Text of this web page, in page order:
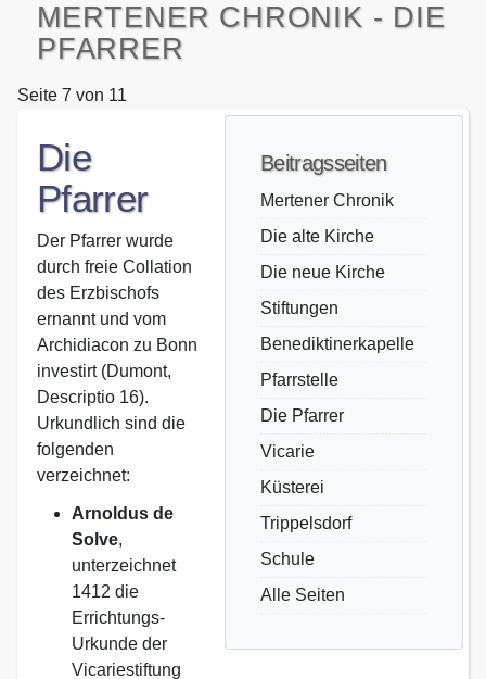
MERTENER CHRONIK - DIE
PFARRER
Beitragsseiten
Mertener Chronik
Die alte Kirche
Die neue Kirche
Stiftungen
Benediktinerkapelle
Pfarrstelle
Die Pfarrer
Vicarie
Küsterei
Trippelsdorf
Schule
Alle Seiten
Seite 7 von 11
Die
Pfarrer
Der Pfarrer wurde
durch freie Collation
des Erzbischofs
ernannt und vom
Archidiacon zu Bonn
investirt (Dumont,
Descriptio 16).
Urkundlich sind die
folgenden
verzeichnet:
Arnoldus de
Solve,
unterzeichnet
1412 die
Errichtungs-
Urkunde der
Vicariestiftung